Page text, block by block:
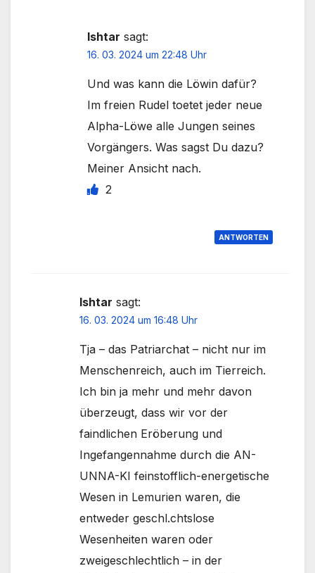
Ishtar sagt:
16. 03. 2024 um 22:48 Uhr
Und was kann die Löwin dafür?
Im freien Rudel toetet jeder neue
Alpha-Löwe alle Jungen seines
Vorgängers. Was sagst Du dazu?
Meiner Ansicht nach.
2
ANTWORTEN
Ishtar sagt:
16. 03. 2024 um 16:48 Uhr
Tja – das Patriarchat – nicht nur im
Menschenreich, auch im Tierreich.
Ich bin ja mehr und mehr davon
überzeugt, dass wir vor der
faindlichen Eröberung und
Ingefangennahme durch die AN-
UNNA-KI feinstofflich-energetische
Wesen in Lemurien waren, die
entweder geschl.chtslose
Wesenheiten waren oder
zweigeschlechtlich – in der